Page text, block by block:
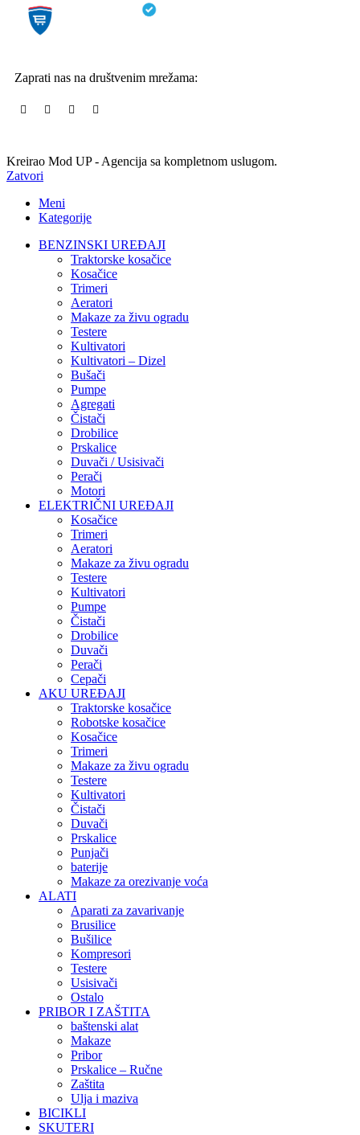
Zaprati nas na društvenim mrežama:
Kreirao Mod UP - Agencija sa kompletnom uslugom.
Zatvori
Meni
Kategorije
BENZINSKI UREĐAJI
Traktorske kosačice
Kosačice
Trimeri
Aeratori
Makaze za živu ogradu
Testere
Kultivatori
Kultivatori – Dizel
Bušači
Pumpe
Agregati
Čistači
Drobilice
Prskalice
Duvači / Usisivači
Perači
Motori
ELEKTRIČNI UREĐAJI
Kosačice
Trimeri
Aeratori
Makaze za živu ogradu
Testere
Kultivatori
Pumpe
Čistači
Drobilice
Duvači
Perači
Cepači
AKU UREĐAJI
Traktorske kosačice
Robotske kosačice
Kosačice
Trimeri
Makaze za živu ogradu
Testere
Kultivatori
Čistači
Duvači
Prskalice
Punjači
baterije
Makaze za orezivanje voća
ALATI
Aparati za zavarivanje
Brusilice
Bušilice
Kompresori
Testere
Usisivači
Ostalo
PRIBOR I ZAŠTITA
baštenski alat
Makaze
Pribor
Prskalice – Ručne
Zaštita
Ulja i maziva
BICIKLI
SKUTERI